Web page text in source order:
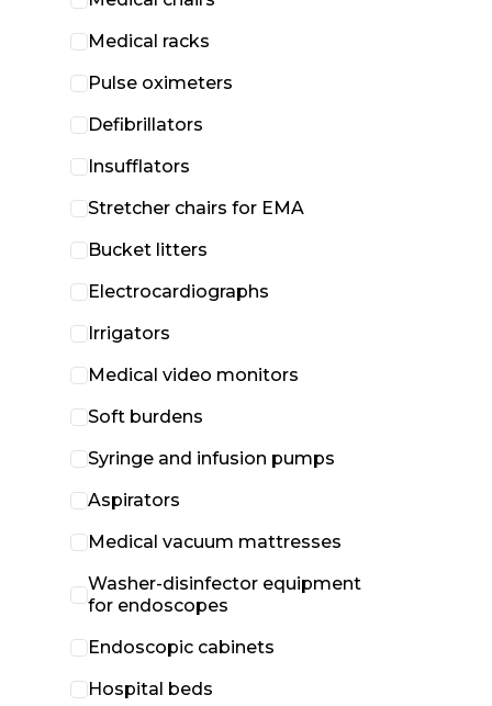
Medical racks
Pulse oximeters
Defibrillators
Insufflators
Stretcher chairs for EMA
Bucket litters
Electrocardiographs
Irrigators
Medical video monitors
Soft burdens
Syringe and infusion pumps
Aspirators
Medical vacuum mattresses
Washer-disinfector equipment
for endoscopes
Endoscopic cabinets
Hospital beds